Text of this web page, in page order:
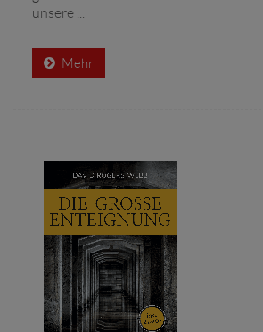
unsere ...
Mehr